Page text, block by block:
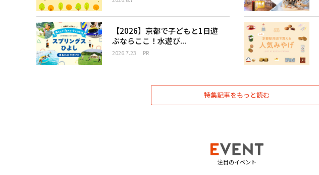
【2026】京都で子どもと1日遊
ぶならここ！水遊び...
2026.7.23 PR
特集記事をもっと読む
注目のイベント